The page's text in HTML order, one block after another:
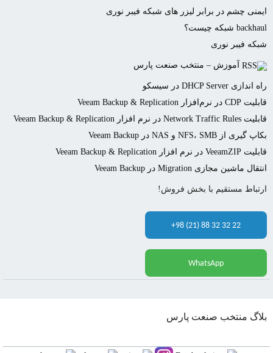
ایمنی چشم در برابر لیزر های شبکه فیبر نوری
backhaul شبکه چیست؟
شبکه فیبر نوری
آموزش – منتخب صنعت پارس
راه اندازی DHCP Server در سیسکو
قابلیت CDP در نرم‌افزار Veeam Backup & Replication
قابلیت Network Traffic Rules در نرم افزار Veeam Backup & Replication
بکاپ گیری از NFS، SMB و NAS در Veeam Backup
قابلیت VeeamZIP در نرم افزار Veeam Backup & Replication
انتقال ماشین مجازی Migration در Veeam Backup
ارتباط مستقیم با بخش فروش!
+98 (21) 88 32 32 22
WhatsApp
بلاگ منتخب صنعت پارس